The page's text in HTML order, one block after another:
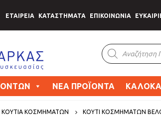
ΕΤΑΙΡΕΙΑ ΚΑΤΑΣΤΗΜΑΤΑ ΕΠΙΚΟΙΝΩΝΙΑ
Products
search
ΝΕΑ ΠΡΟΪΟΝΤΑ
ΚΟΥΤΙΑ ΚΟΣΜΗΜΑΤΩΝ ΚΟΥΤΊ ΚΟΣΜΗΜΆΤΩΝ